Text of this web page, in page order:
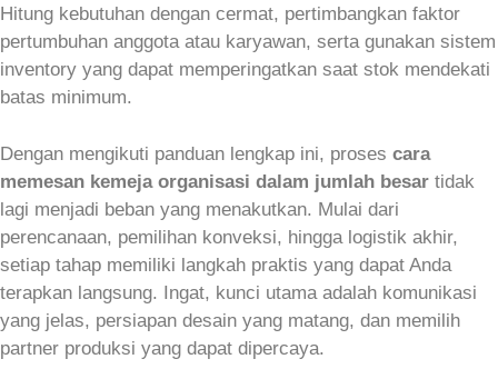
Hitung kebutuhan dengan cermat, pertimbangkan faktor
pertumbuhan anggota atau karyawan, serta gunakan sistem
inventory yang dapat memperingatkan saat stok mendekati
batas minimum.
Dengan mengikuti panduan lengkap ini, proses cara
memesan kemeja organisasi dalam jumlah besar tidak
lagi menjadi beban yang menakutkan. Mulai dari
perencanaan, pemilihan konveksi, hingga logistik akhir,
setiap tahap memiliki langkah praktis yang dapat Anda
terapkan langsung. Ingat, kunci utama adalah komunikasi
yang jelas, persiapan desain yang matang, dan memilih
partner produksi yang dapat dipercaya.